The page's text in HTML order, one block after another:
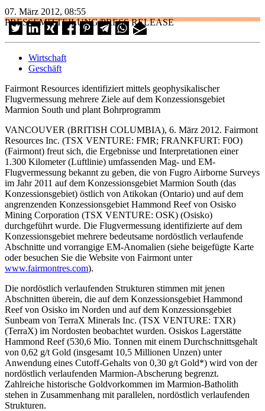
07. März 2012, 08:55
PRESSEMITTEILUNG/PRESS RELEASE
Wirtschaft
Geschäft
Fairmont Resources identifiziert mittels geophysikalischer
Flugvermessung mehrere Ziele auf dem Konzessionsgebiet
Marmion South und plant Bohrprogramm
VANCOUVER (BRITISH COLUMBIA), 6. März 2012. Fairmont
Resources Inc. (TSX VENTURE: FMR; FRANKFURT: F0O)
(Fairmont) freut sich, die Ergebnisse und Interpretationen einer
1.300 Kilometer (Luftlinie) umfassenden Mag- und EM-
Flugvermessung bekannt zu geben, die von Fugro Airborne Surveys
im Jahr 2011 auf dem Konzessionsgebiet Marmion South (das
Konzessionsgebiet) östlich von Atikokan (Ontario) und auf dem
angrenzenden Konzessionsgebiet Hammond Reef von Osisko
Mining Corporation (TSX VENTURE: OSK) (Osisko)
durchgeführt wurde. Die Flugvermessung identifizierte auf dem
Konzessionsgebiet mehrere bedeutsame nordöstlich verlaufende
Abschnitte und vorrangige EM-Anomalien (siehe beigefügte Karte
oder besuchen Sie die Website von Fairmont unter
www.fairmontres.com).
Die nordöstlich verlaufenden Strukturen stimmen mit jenen
Abschnitten überein, die auf dem Konzessionsgebiet Hammond
Reef von Osisko im Norden und auf dem Konzessionsgebiet
Sunbeam von TerraX Minerals Inc. (TSX VENTURE: TXR)
(TerraX) im Nordosten beobachtet wurden. Osiskos Lagerstätte
Hammond Reef (530,6 Mio. Tonnen mit einem Durchschnittsgehalt
von 0,62 g/t Gold (insgesamt 10,5 Millionen Unzen) unter
Anwendung eines Cutoff-Gehalts von 0,30 g/t Gold*) wird von der
nordöstlich verlaufenden Marmion-Abscherung begrenzt.
Zahlreiche historische Goldvorkommen im Marmion-Batholith
stehen in Zusammenhang mit parallelen, nordöstlich verlaufenden
Strukturen.